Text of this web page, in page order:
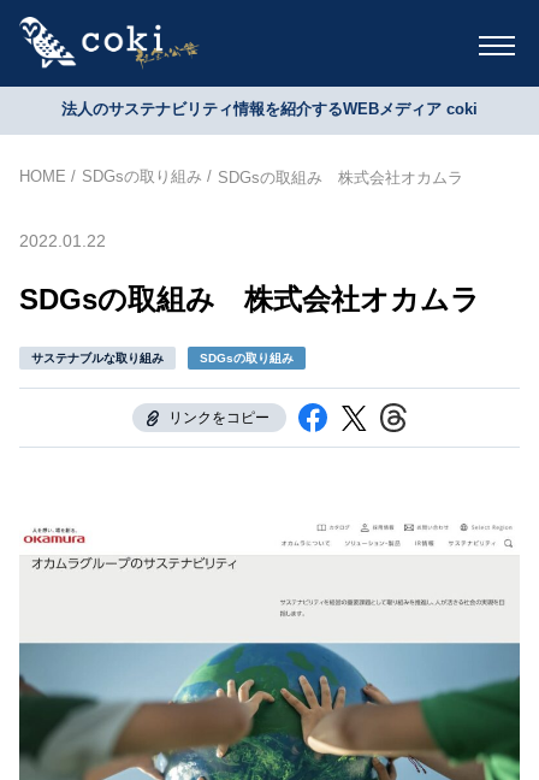
法人のサステナビリティ情報を紹介するWEBメディア coki
HOME SDGsの取り組み SDGsの取組み 株式会社オカムラ
2022.01.22
SDGsの取組み 株式会社オカムラ
サステナブルな取り組み SDGsの取り組み
リンクをコピー